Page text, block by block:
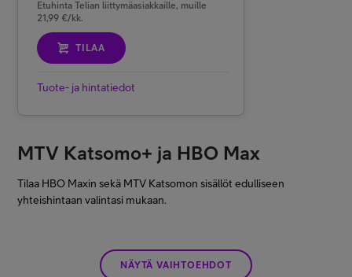
Etuhinta Telian liittymäasiakkaille, muille
21,99 €/kk.
TILAA
Tuote- ja hintatiedot
MTV Katsomo+ ja HBO Max
Tilaa HBO Maxin sekä MTV Katsomon sisällöt edulliseen
yhteishintaan valintasi mukaan.
NÄYTÄ VAIHTOEHDOT